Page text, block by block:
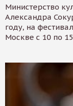
Министерство
Александра
году, на
Москве с 10 по